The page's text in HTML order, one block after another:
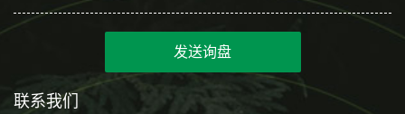
发送询盘
联系我们